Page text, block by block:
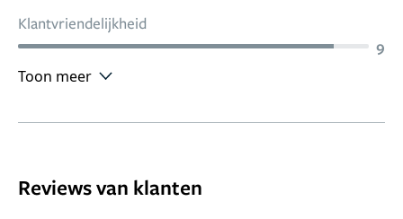
Klantvriendelijkheid
9
Toon meer
Reviews van klanten